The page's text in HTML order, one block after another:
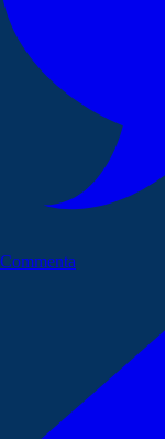
Commenta